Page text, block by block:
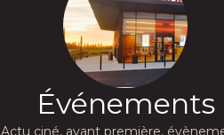
Événements
Actu ciné, avant première,